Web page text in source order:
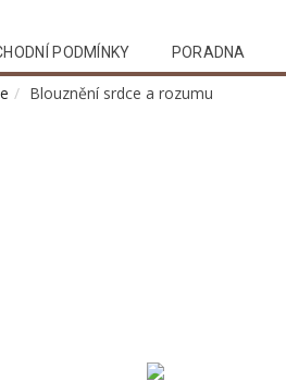
PODMÍNKY PORADNA
Blouznění srdce a rozumu